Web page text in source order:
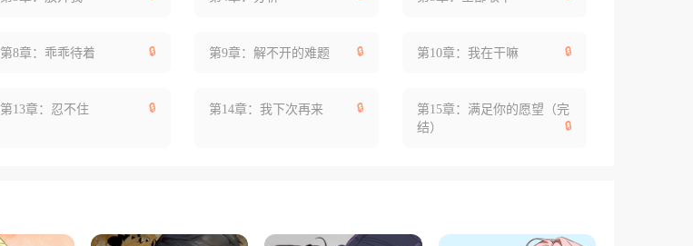
第8章：乖乖待着 🔒 第9章：解不开的难题 🔒 第10章：我在干嘛 🔒
第13章：忍不住 🔒 第14章：我下次再来 🔒
第15章：满足你的愿望（完
结）
🔒